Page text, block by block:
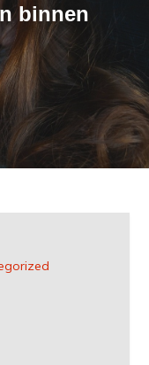
binnen